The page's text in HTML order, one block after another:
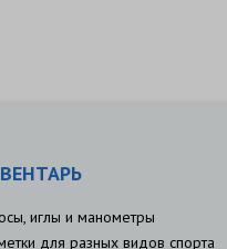
иглы и манометры
для разных видов спорта